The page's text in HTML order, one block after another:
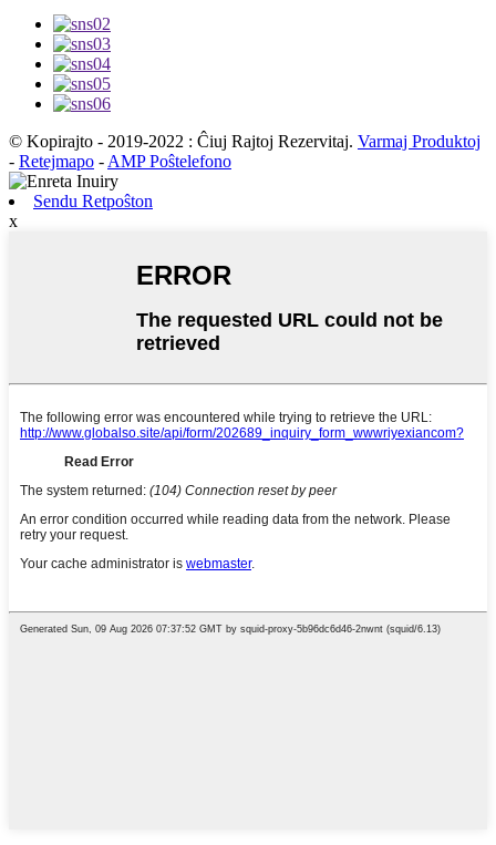
© Kopirajto - 2019-2022 : Ĉiuj Rajtoj Rezervitaj. Varmaj Produktoj
- Retejmapo - AMP Poŝtelefono
Sendu Retpoŝton
x